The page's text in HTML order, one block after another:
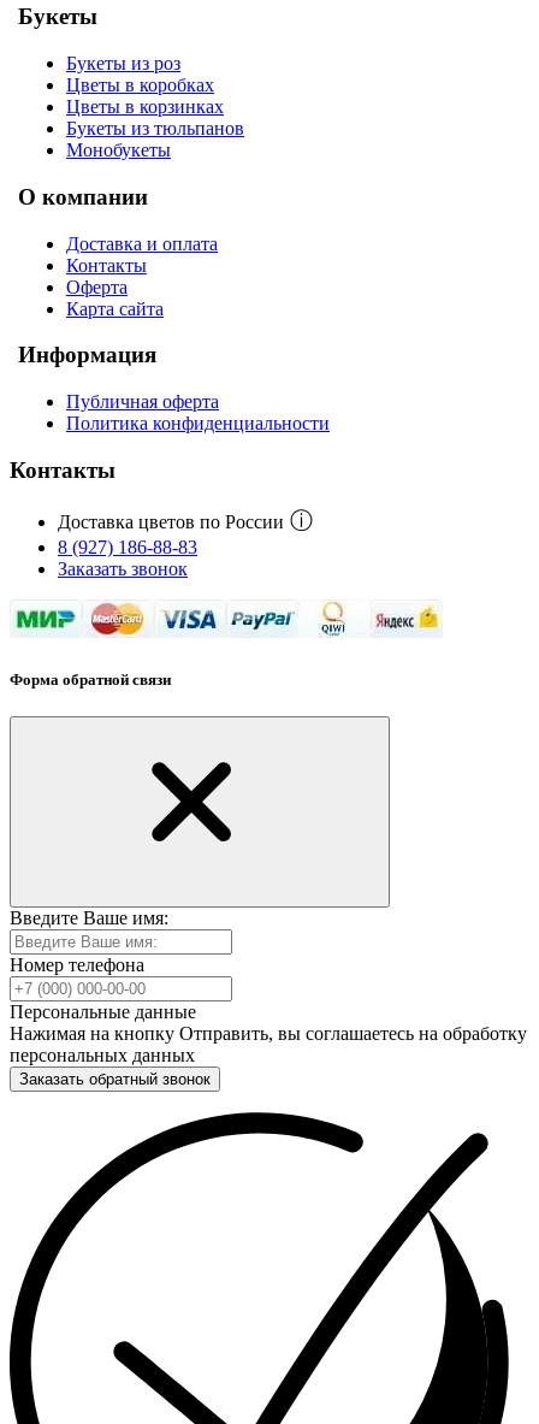
Букеты
Букеты из роз
Цветы в коробках
Цветы в корзинках
Букеты из тюльпанов
Монобукеты
О компании
Доставка и оплата
Контакты
Оферта
Карта сайта
Информация
Публичная оферта
Политика конфиденциальности
Контакты
Доставка цветов по России ⓘ
8 (927) 186-88-83
Заказать звонок
Форма обратной связи
Введите Ваше имя:
Номер телефона
Персональные данные
Нажимая на кнопку Отправить, вы соглашаетесь на обработку
персональных данных
Заказать обратный звонок